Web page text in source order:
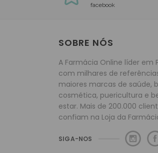
facebook
SOBRE NÓS
A Farmácia Online líder em
com milhares de
maiores marcas de saúde,
cosmética, puericultura e
estar. Mais de 200.000
confiam na Loja da
SIGA-NOS